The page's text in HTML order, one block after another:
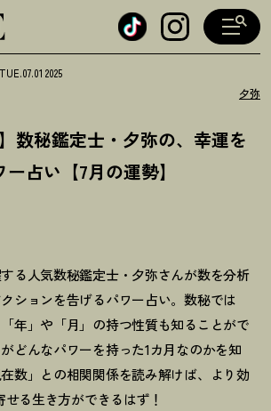
ーズ ウェブ
TUE.07.01 2025
夕弥
数秘鑑定士・夕弥の、幸運を
占い【7月の運勢】
る人気数秘鑑定士・夕弥さんが数を分析
ションを告げるパワー占い。数秘では
「年」や「月」の持つ性質も知ることがで
どんなパワーを持った1カ月なのかを知
数」との相関関係を読み解けば、より効
せる生き方ができるはず ！